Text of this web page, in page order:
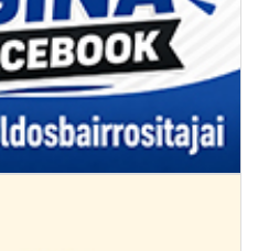
esporte, tradição e regatas